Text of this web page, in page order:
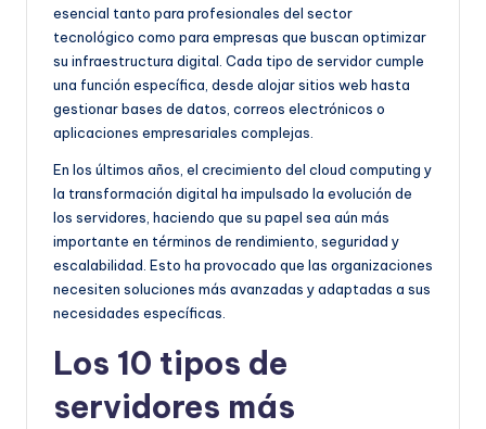
o
esencial tanto para profesionales del sector
tecnológico como para empresas que buscan optimizar
su infraestructura digital. Cada tipo de servidor cumple
una función específica, desde alojar sitios web hasta
gestionar bases de datos, correos electrónicos o
aplicaciones empresariales complejas.
En los últimos años, el crecimiento del cloud computing y
la transformación digital ha impulsado la evolución de
los servidores, haciendo que su papel sea aún más
importante en términos de rendimiento, seguridad y
escalabilidad. Esto ha provocado que las organizaciones
necesiten soluciones más avanzadas y adaptadas a sus
necesidades específicas.
Los 10 tipos de
servidores más